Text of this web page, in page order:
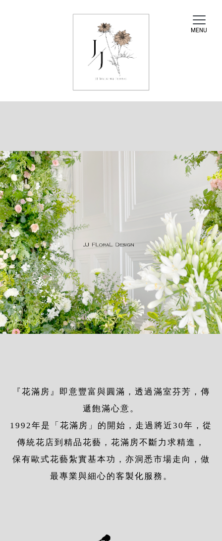
『花滿房』即意豐富與圓滿，透過滿室芬芳，傳
遞飽滿心意。
1992年是「花滿房」的開始，走過將近30年，從
傳統花店到精品花藝，花滿房不斷力求精進，
保有歐式花藝紮實基本功，亦洞悉市場走向，做
最專業與細心的客製化服務。